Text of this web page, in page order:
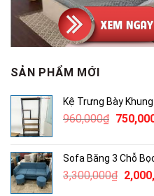
SẢN PHẨM MỚI
Kệ Trưng Bày
960,000₫ Giá
Sofa Băng 3 Chỗ
3,300,000₫ Giá